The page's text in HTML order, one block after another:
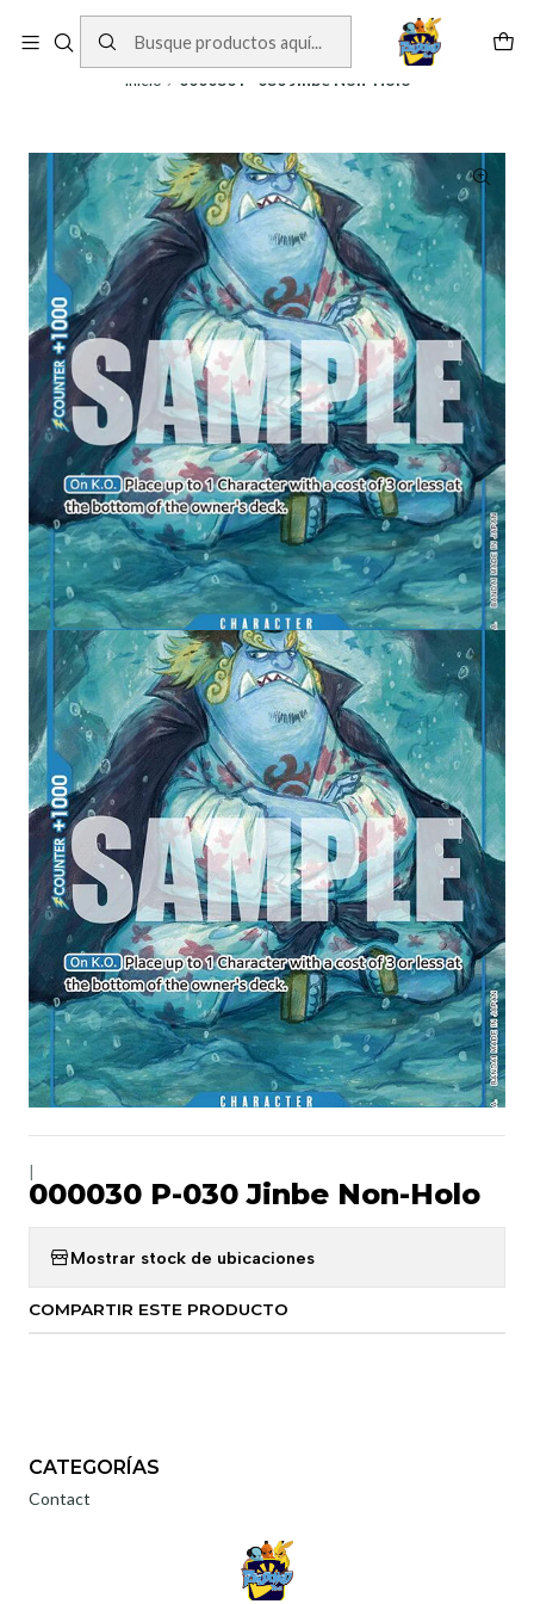
Inicio 000030 P-030 Jinbe Non-Holo
000030 P-030 Jinbe Non-Holo
Mostrar stock de ubicaciones
COMPARTIR ESTE PRODUCTO
CATEGORÍAS
Contact